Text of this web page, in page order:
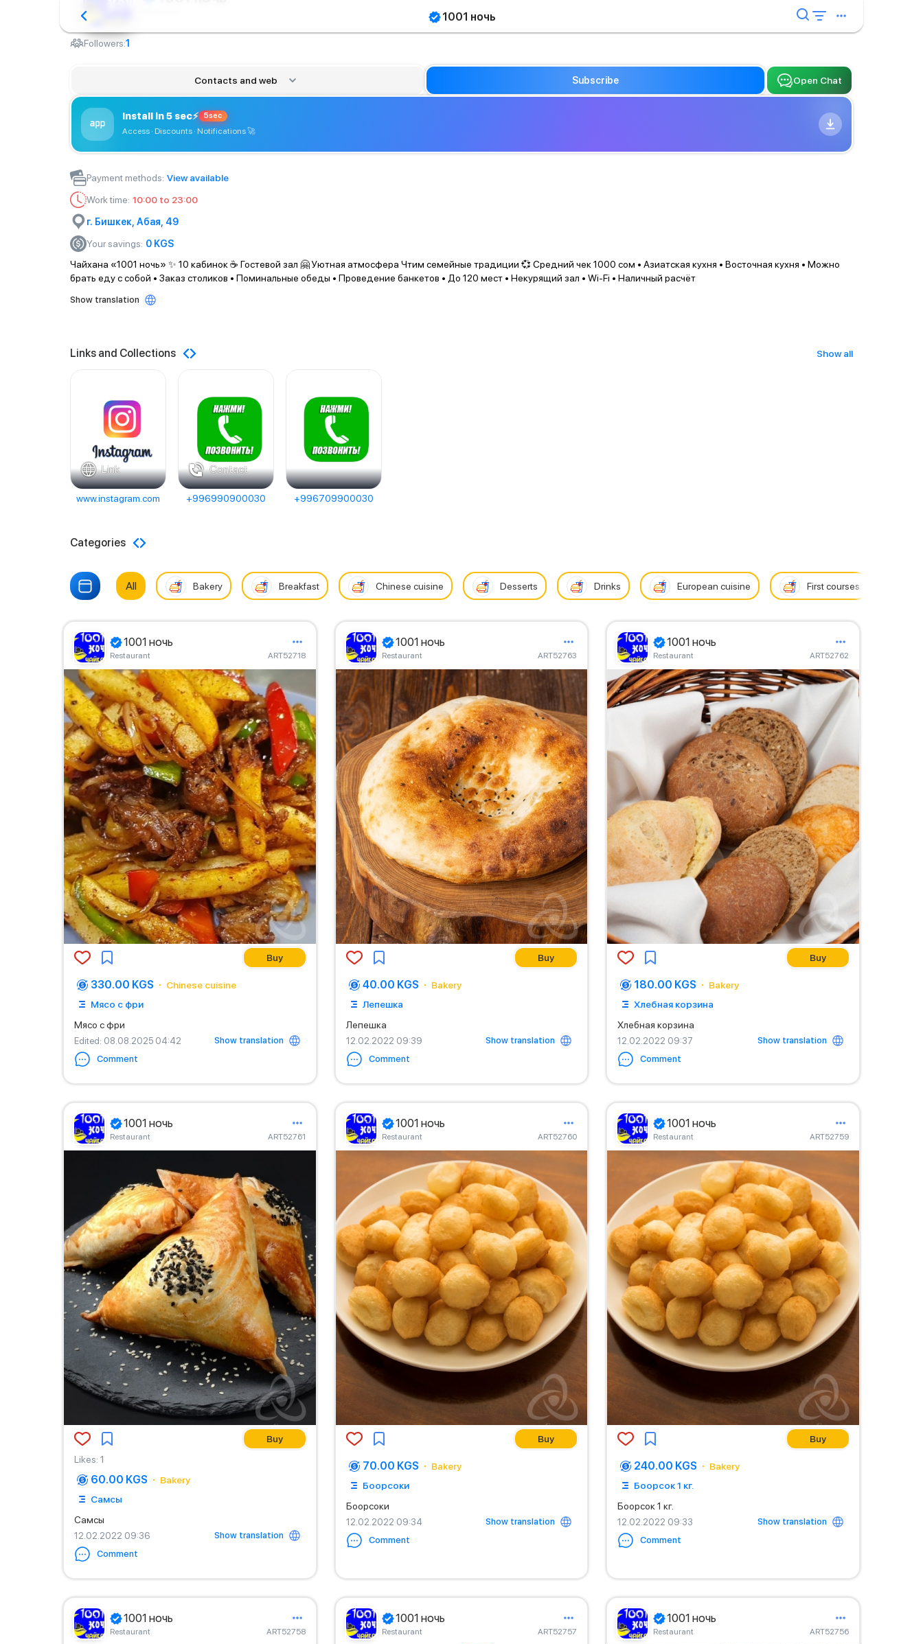
1001 ночь
Followers:1
Contacts and web Subscribe Open Chat
Install in 5 sec⚡ 5sec
Access · Discounts · Notifications🚀
Payment methods: View available
Work time: 10:00 to 23:00
г. Бишкек, Абая, 49
Your savings: 0 KGS
Чайхана «1001 ночь» ✨ 10 кабинок ☕ Гостевой зал 🤗 Уютная атмосфера Чтим семейные традиции 💞 Средний чек 1000 сом • Азиатская кухня • Восточная кухня • Можно
брать еду с собой • Заказ столиков • Поминальные обеды • Проведение банкетов • До 120 мест • Некурящий зал • Wi-Fi • Наличный расчёт
Show translation
Links and Collections Show all
Link
www.instagram.com
Contact
+996990900030 +996709900030
Categories
All Bakery Breakfast Chinese cuisine Desserts Drinks European cuisine First courses
1001 ночь
Restaurant ART52718
Buy
330.00 KGS
Chinese cuisine
Мясо с фри
Мясо с фри
Edited: 08.08.2025 04:42
Show translation
Comment
1001 ночь
Restaurant ART52763
Buy
40.00 KGS
Bakery
Лепешка
Лепешка
12.02.2022 09:39
Show translation
Comment
1001 ночь
Restaurant ART52762
Buy
180.00 KGS
Bakery
Хлебная корзина
Хлебная корзина
12.02.2022 09:37
Show translation
Comment
1001 ночь
Restaurant ART52761
Buy
Likes: 1
60.00 KGS
Bakery
Самсы
Самсы
12.02.2022 09:36
Show translation
Comment
1001 ночь
Restaurant ART52760
Buy
70.00 KGS
Bakery
Боорсоки
Боорсоки
12.02.2022 09:34
Show translation
Comment
1001 ночь
Restaurant ART52759
Buy
240.00 KGS
Bakery
Боорсок 1 кг.
Боорсок 1 кг.
12.02.2022 09:33
Show translation
Comment
1001 ночь
Restaurant ART52758
1001 ночь
Restaurant ART52757
1001 ночь
Restaurant ART52756